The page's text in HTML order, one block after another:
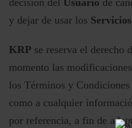
decisión del Usuario de
y dejar de usar los Servicios
KRP se reserva el derecho
momento las
los Términos y
como a cualquier
por referencia, a fin de